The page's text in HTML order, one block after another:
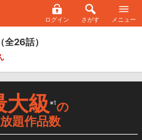
ログイン さがす メニュー
（全26話）
大級※1の
題作品数